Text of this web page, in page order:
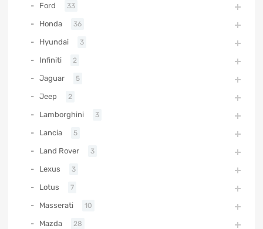
Ford 33
Honda 36
Hyundai 3
Infiniti 2
Jaguar 5
Jeep 2
Lamborghini 3
Lancia 5
Land Rover 3
Lexus 3
Lotus 7
Masserati 10
Mazda 28